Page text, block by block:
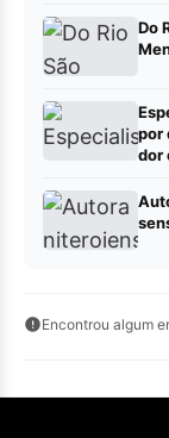
Do
por
dor
Encontrou algum